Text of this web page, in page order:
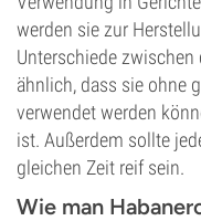
werden sie zur
Unterschiede
ähnlich, dass sie ohne
verwendet werden
ist. Außerdem sollte
gleichen Zeit reif sein.
Wie man